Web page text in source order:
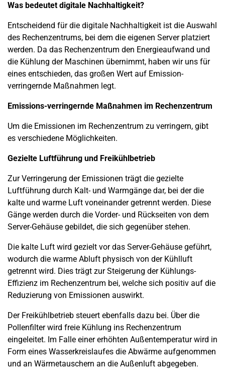
Was bedeutet digitale Nachhaltigkeit?
Entscheidend für die digitale Nachhaltigkeit ist die Auswahl
des Rechenzentrums, bei dem die eigenen Server platziert
werden. Da das Rechenzentrum den Energieaufwand und
die Kühlung der Maschinen übernimmt, haben wir uns für
eines entschieden, das großen Wert auf Emission-
verringernde Maßnahmen legt.
Emissions-verringernde Maßnahmen im Rechenzentrum
Um die Emissionen im Rechenzentrum zu verringern, gibt
es verschiedene Möglichkeiten.
Gezielte Luftführung und Freikühlbetrieb
Zur Verringerung der Emissionen trägt die gezielte
Luftführung durch Kalt- und Warmgänge dar, bei der die
kalte und warme Luft voneinander getrennt werden. Diese
Gänge werden durch die Vorder- und Rückseiten von dem
Server-Gehäuse gebildet, die sich gegenüber stehen.
Die kalte Luft wird gezielt vor das Server-Gehäuse geführt,
wodurch die warme Abluft physisch von der Kühlluft
getrennt wird. Dies trägt zur Steigerung der Kühlungs-
Effizienz im Rechenzentrum bei, welche sich positiv auf die
Reduzierung von Emissionen auswirkt.
Der Freikühlbetrieb steuert ebenfalls dazu bei. Über die
Pollenfilter wird freie Kühlung ins Rechenzentrum
eingeleitet. Im Falle einer erhöhten Außentemperatur wird in
Form eines Wasserkreislaufes die Abwärme aufgenommen
und an Wärmetauschern an die Außenluft abgegeben.